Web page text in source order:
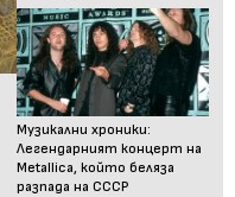
Музикални хроники:
Легендарният концерт на
Metallica, който беляза
разпада на СССР